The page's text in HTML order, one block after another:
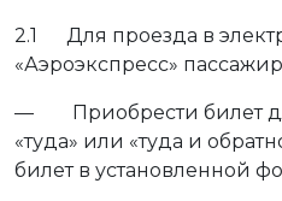
2.1 Для проезда в
«Аэроэкспресс»
— Приобрести билет
«туда» или «туда и
билет в установленной